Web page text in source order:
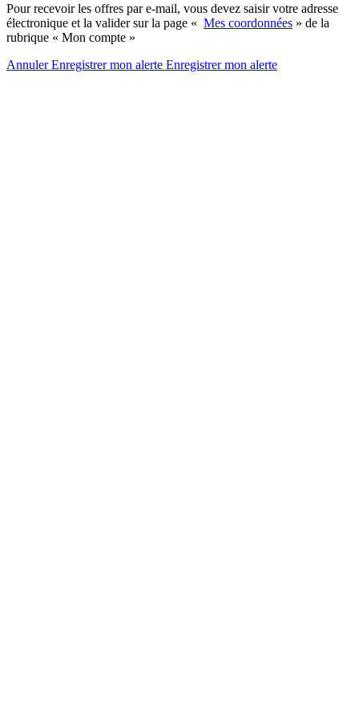
Pour recevoir les offres par e-mail, vous devez saisir votre adresse
électronique et la valider sur la page « Mes coordonnées » de la
rubrique « Mon compte »
AnnulerEnregistrer mon alerte Enregistrermon alerte